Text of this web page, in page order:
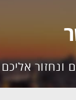
ונחזור